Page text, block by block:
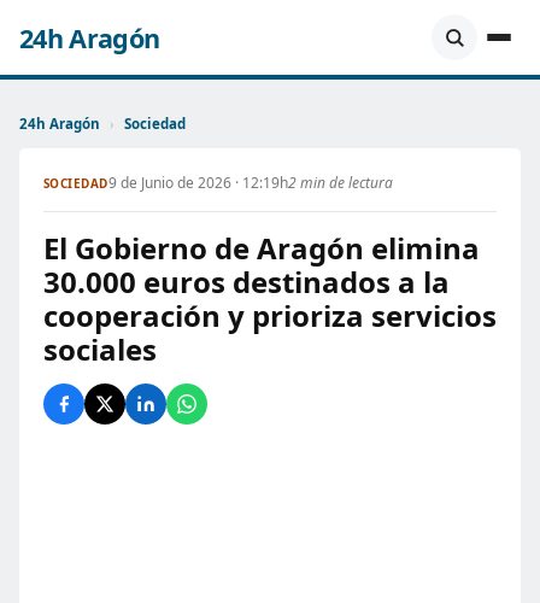
24h Aragón
24h Aragón › Sociedad
SOCIEDAD9 de Junio de 2026 · 12:19h2 min de lectura
El Gobierno de Aragón elimina
30.000 euros destinados a la
cooperación y prioriza servicios
sociales